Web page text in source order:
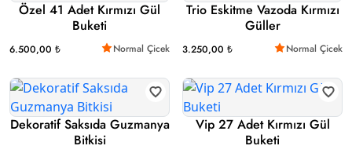
Özel 41 Adet Kırmızı Gül
Buketi
6.500,00 ₺ Normal Çicek
Trio Eskitme Vazoda Kırmızı
Güller
3.250,00 ₺ Normal Çicek
Dekoratif Saksıda Guzmanya
Bitkisi
Vip 27 Adet Kırmızı Gül
Buketi